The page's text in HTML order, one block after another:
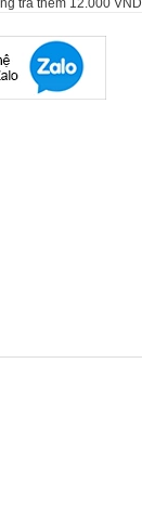
trả thêm 12.000 VND